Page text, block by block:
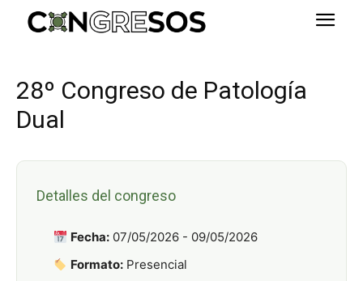
28º Congreso de Patología
Dual
Detalles del congreso
Fecha: 07/05/2026 - 09/05/2026
Formato: Presencial